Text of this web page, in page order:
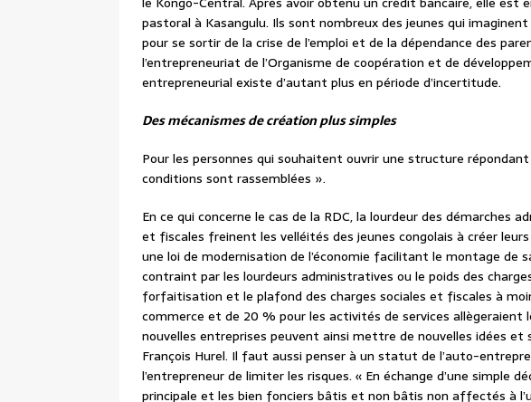
pastoral à Kasangulu. Ils sont nombreux des jeunes qui
pour se sortir de la crise de l’emploi et de la dépendance des
l’entrepreneuriat de l’Organisme de coopération et de
entrepreneurial existe d’autant plus en période d’incertitude.
Des mécanismes de création plus simples
Pour les personnes qui souhaitent ouvrir une structure
conditions sont rassemblées ».
En ce qui concerne le cas de la RDC, la lourdeur des démarches
et fiscales freinent les velléités des jeunes congolais à créer
une loi de modernisation de l’économie facilitant le montage de
contraint par les lourdeurs administratives ou le poids des
forfaitisation et le plafond des charges sociales et fiscales à
commerce et de 20 % pour les activités de services allègeraient
nouvelles entreprises peuvent ainsi mettre de nouvelles idées et
François Hurel. Il faut aussi penser à un statut de l’auto-
l’entrepreneur de limiter les risques. « En échange d’une simple
principale et les bien fonciers bâtis et non bâtis non affectés à